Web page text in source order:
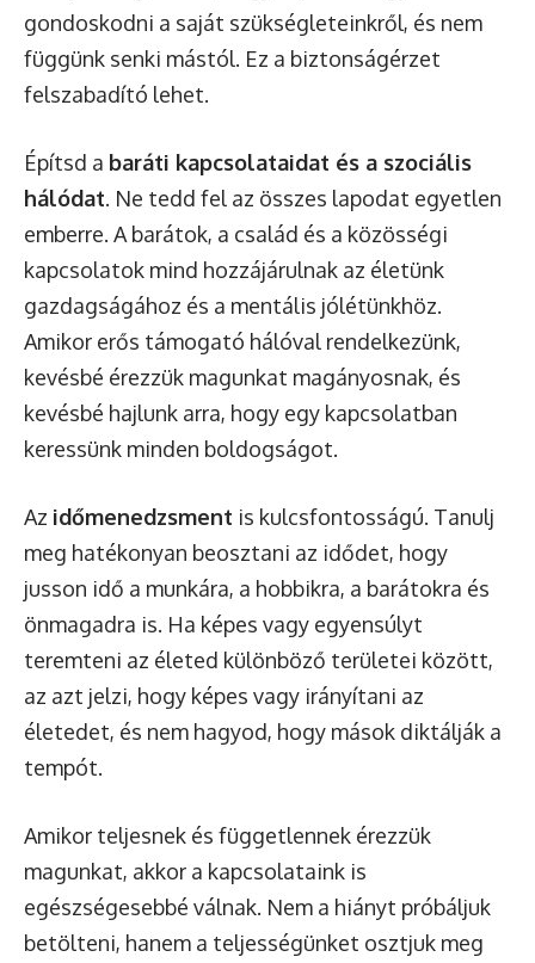
gondoskodni a saját szükségleteinkről, és nem
függünk senki mástól. Ez a biztonságérzet
felszabadító lehet.
Építsd a baráti kapcsolataidat és a szociális
hálódat. Ne tedd fel az összes lapodat egyetlen
emberre. A barátok, a család és a közösségi
kapcsolatok mind hozzájárulnak az életünk
gazdagságához és a mentális jólétünkhöz.
Amikor erős támogató hálóval rendelkezünk,
kevésbé érezzük magunkat magányosnak, és
kevésbé hajlunk arra, hogy egy kapcsolatban
keressünk minden boldogságot.
Az időmenedzsment is kulcsfontosságú. Tanulj
meg hatékonyan beosztani az idődet, hogy
jusson idő a munkára, a hobbikra, a barátokra és
önmagadra is. Ha képes vagy egyensúlyt
teremteni az életed különböző területei között,
az azt jelzi, hogy képes vagy irányítani az
életedet, és nem hagyod, hogy mások diktálják a
tempót.
Amikor teljesnek és függetlennek érezzük
magunkat, akkor a kapcsolataink is
egészségesebbé válnak. Nem a hiányt próbáljuk
betölteni, hanem a teljességünket osztjuk meg